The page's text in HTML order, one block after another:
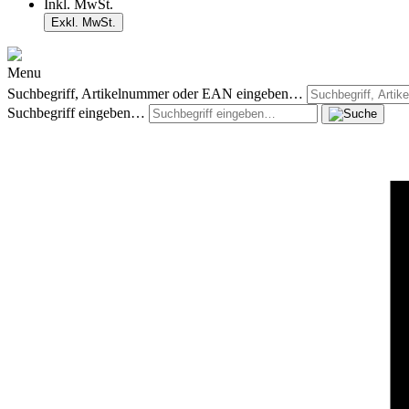
Inkl. MwSt.
Exkl. MwSt.
Menu
Suchbegriff, Artikelnummer oder EAN eingeben…
Suchbegriff eingeben…